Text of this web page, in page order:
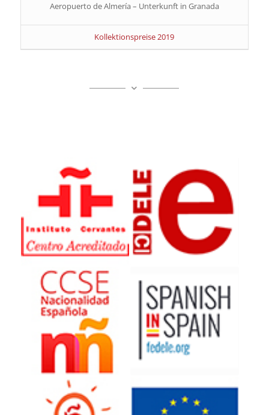
Aeropuerto de Almería – Unterkunft in Granada
Kollektionspreise 2019